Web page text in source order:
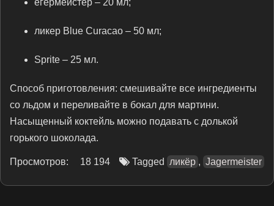
ликер Blue Curacao – 50 мл;
Sprite – 25 мл.
Способ приготовления: смешивайте все ингредиенты
со льдом и переливайте в бокал для мартини.
Насыщенный коктейль можно подавать с долькой
горького шоколада.
Просмотров: 18 194 Tagged ликёр , Jagermeister